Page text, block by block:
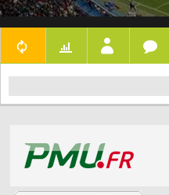
DEMI-FINALES
CLASSEMENTS
LES BUTEURS
LES 32 ÉQUIPES
LES STADES